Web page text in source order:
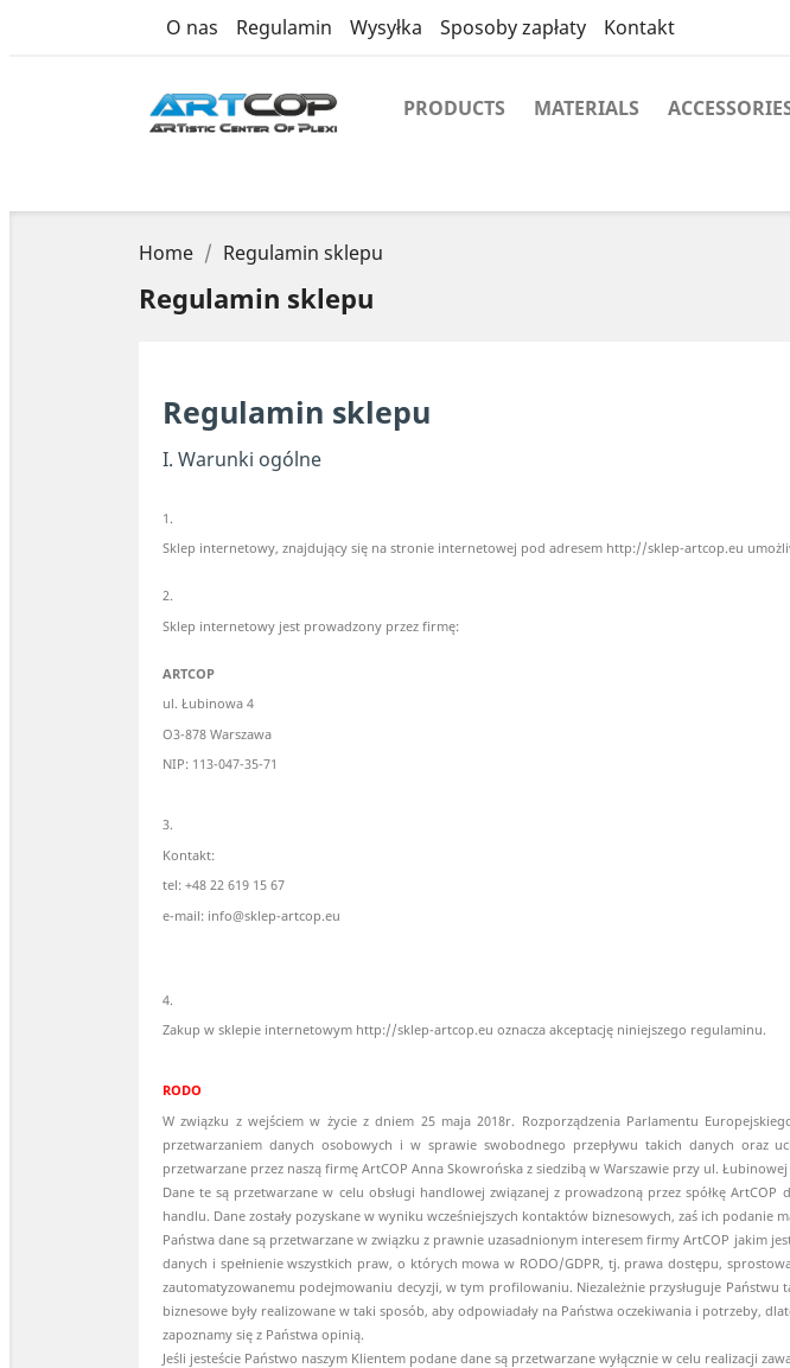
O nas Regulamin Wysyłka Sposoby zapłaty Kontakt
PRODUCTS MATERIALS
Home Regulamin sklepu
Regulamin sklepu
Regulamin sklepu
I. Warunki ogólne
1.
Sklep internetowy, znajdujący się na stronie internetowej pod adresem http://sklep-artcop.eu
2.
Sklep internetowy jest prowadzony przez firmę:
ARTCOP
ul. Łubinowa 4
O3-878 Warszawa
NIP: 113-047-35-71
3.
Kontakt:
tel: +48 22 619 15 67
e-mail: info@sklep-artcop.eu
4.
Zakup w sklepie internetowym http://sklep-artcop.eu oznacza akceptację niniejszego regulaminu.
RODO
W związku z wejściem w życie z dniem 25 maja 2018r. Rozporządzenia Parlamentu
przetwarzaniem danych osobowych i w sprawie swobodnego przepływu takich danych oraz
przetwarzane przez naszą firmę ArtCOP Anna Skowrońska z siedzibą w Warszawie przy ul. Łubinowej
Dane te są przetwarzane w celu obsługi handlowej związanej z prowadzoną przez spółkę
handlu. Dane zostały pozyskane w wyniku wcześniejszych kontaktów biznesowych, zaś ich podanie
Państwa dane są przetwarzane w związku z prawnie uzasadnionym interesem firmy ArtCOP jakim
danych i spełnienie wszystkich praw, o których mowa w RODO/GDPR, tj. prawa dostępu,
zautomatyzowanemu podejmowaniu decyzji, w tym profilowaniu. Niezależnie przysługuje
biznesowe były realizowane w taki sposób, aby odpowiadały na Państwa oczekiwania i potrzeby,
zapoznamy się z Państwa opinią.
Jeśli jesteście Państwo naszym Klientem podane dane są przetwarzane wyłącznie w celu realizacji